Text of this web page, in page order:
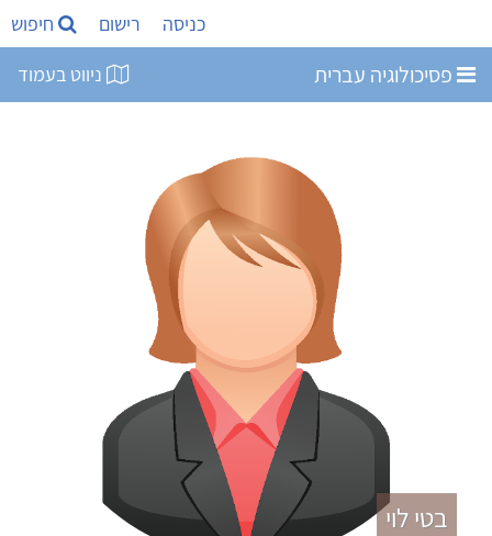
כניסה רישום חיפוש
פסיכולוגיה עברית ניווט בעמוד
בטי לוי